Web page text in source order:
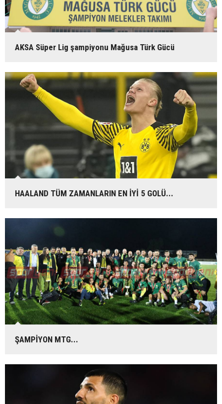
AKSA Süper Lig şampiyonu Mağusa Türk Gücü
HAALAND TÜM ZAMANLARIN EN İYİ 5 GOLÜ...
ŞAMPİYON MTG...